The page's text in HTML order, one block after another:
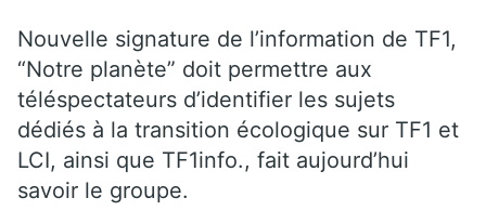
Nouvelle signature de l’information de TF1,
“Notre planète” doit permettre aux
téléspectateurs d’identifier les sujets
dédiés à la transition écologique sur TF1 et
LCI, ainsi que TF1info., fait aujourd’hui
savoir le groupe.